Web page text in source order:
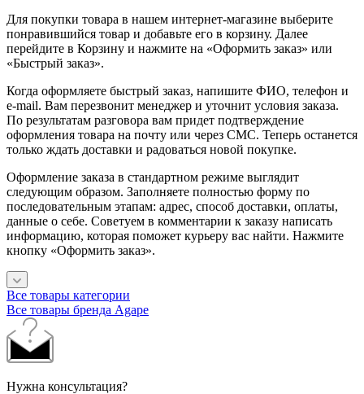
Для покупки товара в нашем интернет-магазине выберите
понравившийся товар и добавьте его в корзину. Далее
перейдите в Корзину и нажмите на «Оформить заказ» или
«Быстрый заказ».
Когда оформляете быстрый заказ, напишите ФИО, телефон и
e-mail. Вам перезвонит менеджер и уточнит условия заказа.
По результатам разговора вам придет подтверждение
оформления товара на почту или через СМС. Теперь останется
только ждать доставки и радоваться новой покупке.
Оформление заказа в стандартном режиме выглядит
следующим образом. Заполняете полностью форму по
последовательным этапам: адрес, способ доставки, оплаты,
данные о себе. Советуем в комментарии к заказу написать
информацию, которая поможет курьеру вас найти. Нажмите
кнопку «Оформить заказ».
Все товары категории
Все товары бренда Agape
Нужна консультация?